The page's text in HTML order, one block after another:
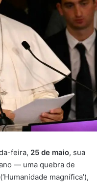
feira, 25 de maio, sua
— uma quebra de
(‘Humanidade magnífica’),